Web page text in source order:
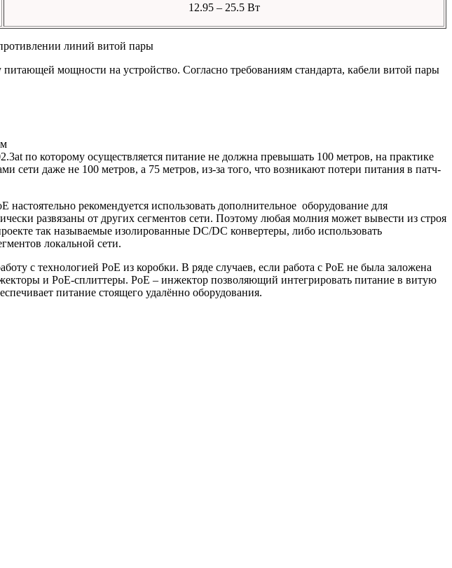
12.95 – 25.5 Вт
линий витой пары
мощности на устройство. Согласно требованиям стандарта, кабели витой пары
по которому осуществляется питание не должна превышать 100 метров, на практике
даже не 100 метров, а 75 метров, из-за того, что возникают потери питания в патч-
рекомендуется использовать дополнительное оборудование для
развязаны от других сегментов сети. Поэтому любая молния может вывести из строя
так называемые изолированные DC/DC конвертеры, либо использовать
локальной сети.
с технологией PoE из коробки. В ряде случаев, если работа с PoE не была заложена
и PoE-сплиттеры. PoE – инжектор позволяющий интегрировать питание в витую
питание стоящего удалённо оборудования.